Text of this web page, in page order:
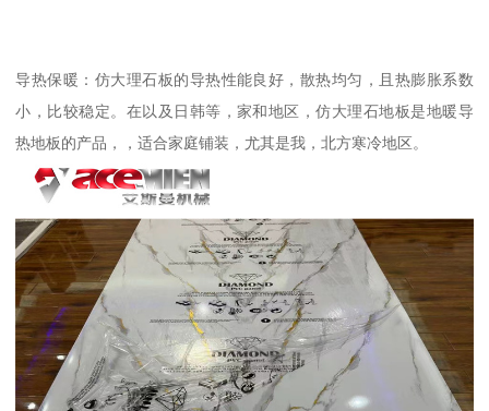
导热保暖：仿大理石板的导热性能良好，散热均匀，且热膨胀系数
小，比较稳定。在以及日韩等，家和地区，仿大理石地板是地暖导
热地板的产品，，适合家庭铺装，尤其是我，北方寒冷地区。